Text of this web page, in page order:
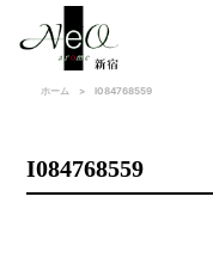
ホーム I084768559
I084768559